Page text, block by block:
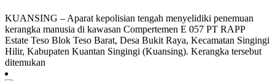
KUANSING – Aparat kepolisian tengah menyelidiki penemuan
kerangka manusia di kawasan Compertemen E 057 PT RAPP
Estate Teso Blok Teso Barat, Desa Bukit Raya, Kecamatan Singingi
Hilir, Kabupaten Kuantan Singingi (Kuansing). Kerangka tersebut
ditemukan